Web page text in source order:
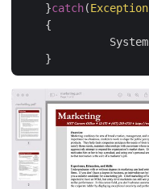
    }
catch(Exception
    {